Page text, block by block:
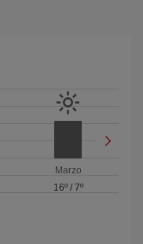
Marzo
16º/ 7º